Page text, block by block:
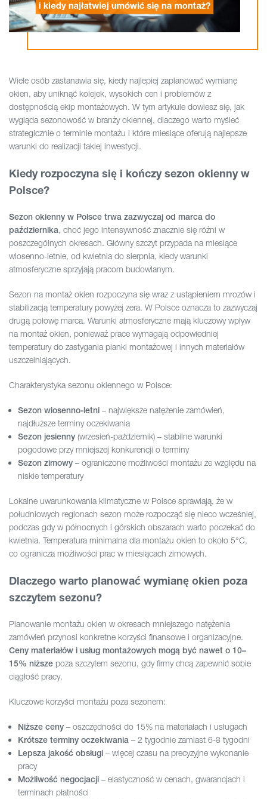
Wiele osób zastanawia się, kiedy najlepiej zaplanować wymianę
okien, aby uniknąć kolejek, wysokich cen i problemów z
dostępnością ekip montażowych. W tym artykule dowiesz się, jak
wygląda sezonowość w branży okiennej, dlaczego warto myśleć
strategicznie o terminie montażu i które miesiące oferują najlepsze
warunki do realizacji takiej inwestycji.
Kiedy rozpoczyna się i kończy sezon okienny w
Polsce?
Sezon okienny w Polsce trwa zazwyczaj od marca do
października, choć jego intensywność znacznie się różni w
poszczególnych okresach. Główny szczyt przypada na miesiące
wiosenno-letnie, od kwietnia do sierpnia, kiedy warunki
atmosferyczne sprzyjają pracom budowlanym.
Sezon na montaż okien rozpoczyna się wraz z ustąpieniem mrozów i
stabilizacją temperatury powyżej zera. W Polsce oznacza to zazwyczaj
drugą połowę marca. Warunki atmosferyczne mają kluczowy wpływ
na montaż okien, ponieważ prace wymagają odpowiedniej
temperatury do zastygania pianki montażowej i innych materiałów
uszczelniających.
Charakterystyka sezonu okiennego w Polsce:
Sezon wiosenno-letni – największe natężenie zamówień,
najdłuższe terminy oczekiwania
Sezon jesienny (wrzesień-październik) – stabilne warunki
pogodowe przy mniejszej konkurencji o terminy
Sezon zimowy – ograniczone możliwości montażu ze względu na
niskie temperatury
Lokalne uwarunkowania klimatyczne w Polsce sprawiają, że w
południowych regionach sezon może rozpocząć się nieco wcześniej,
podczas gdy w północnych i górskich obszarach warto poczekać do
kwietnia. Temperatura minimalna dla montażu okien to około 5°C,
co ogranicza możliwości prac w miesiącach zimowych.
Dlaczego warto planować wymianę okien poza
szczytem sezonu?
Planowanie montażu okien w okresach mniejszego natężenia
zamówień przynosi konkretne korzyści finansowe i organizacyjne.
Ceny materiałów i usług montażowych mogą być nawet o 10–
15% niższe poza szczytem sezonu, gdy firmy chcą zapewnić sobie
ciągłość pracy.
Kluczowe korzyści montażu poza sezonem:
Niższe ceny – oszczędności do 15% na materiałach i usługach
Krótsze terminy oczekiwania – 2 tygodnie zamiast 6-8 tygodni
Lepsza jakość obsługi – więcej czasu na precyzyjne wykonanie
pracy
Możliwość negocjacji – elastyczność w cenach, gwarancjach i
terminach płatności